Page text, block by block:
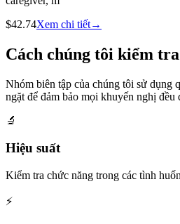
$42.74Xem chi tiết→
Cách chúng tôi kiểm tra
Nhóm biên tập của chúng tôi sử dụng
ngặt để đảm bảo mọi khuyến nghị đều
🔬
Hiệu suất
Kiểm tra chức năng trong các tình
⚡